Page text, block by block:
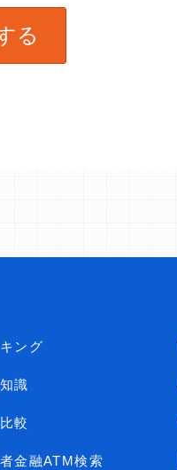
ング
識
較
金融ATM検索